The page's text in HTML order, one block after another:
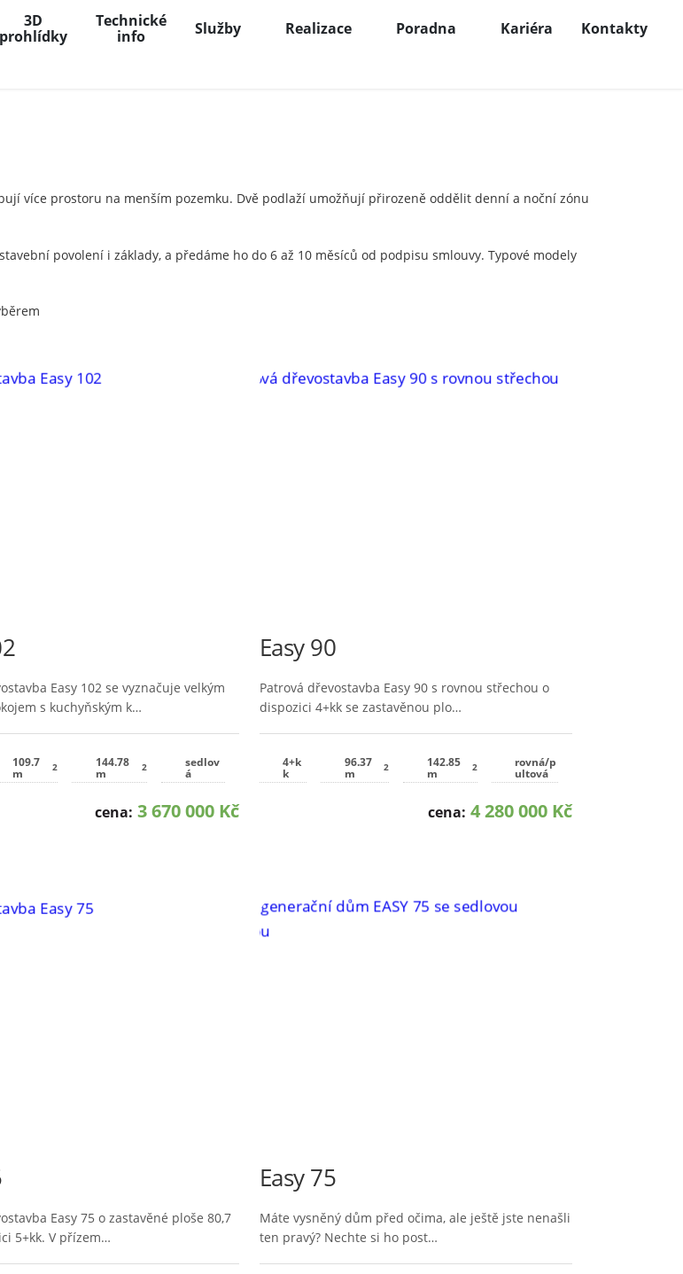
3D
prohlídky
Technické
info
Služby Realizace Poradna Kariéra Kontakty
více prostoru na menším pozemku. Dvě podlaží umožňují přirozeně oddělit denní a noční zónu
povolení i základy, a předáme ho do 6 až 10 měsíců od podpisu smlouvy. Typové modely
Easy 102 se vyznačuje velkým
s kuchyňským k…
109.7
m 2 144.78
m 2 sedlov
á
cena: 3 670 000 Kč
Easy 90
Patrová dřevostavba Easy 90 s rovnou střechou o
dispozici 4+kk se zastavěnou plo…
4+k
k
96.37
m 2 142.85
m 2 rovná/p
ultová
cena: 4 280 000 Kč
Easy 75 o zastavěné ploše 80,7
5+kk. V přízem…
Easy 75
Máte vysněný dům před očima, ale ještě jste nenašli
ten pravý? Nechte si ho post…